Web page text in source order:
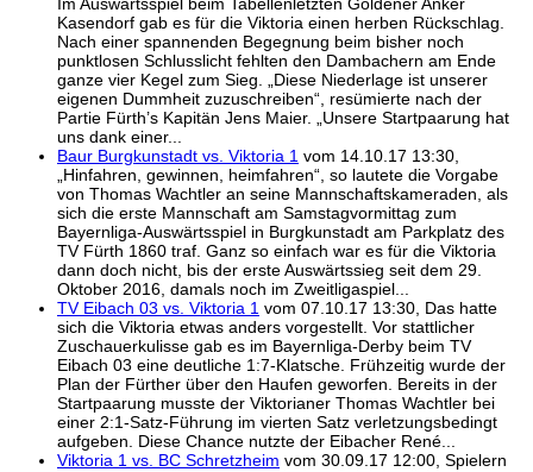
Kasendorf gab es für die Viktoria einen herben Rückschlag.
Nach einer spannenden Begegnung beim bisher noch
punktlosen Schlusslicht fehlten den Dambachern am Ende
ganze vier Kegel zum Sieg. „Diese Niederlage ist unserer
eigenen Dummheit zuzuschreiben“, resümierte nach der
Partie Fürth’s Kapitän Jens Maier. „Unsere Startpaarung hat
uns dank einer...
Baur Burgkunstadt vs. Viktoria 1 vom 14.10.17 13:30,
„Hinfahren, gewinnen, heimfahren“, so lautete die Vorgabe
von Thomas Wachtler an seine Mannschaftskameraden, als
sich die erste Mannschaft am Samstagvormittag zum
Bayernliga-Auswärtsspiel in Burgkunstadt am Parkplatz des
TV Fürth 1860 traf. Ganz so einfach war es für die Viktoria
dann doch nicht, bis der erste Auswärtssieg seit dem 29.
Oktober 2016, damals noch im Zweitligaspiel...
TV Eibach 03 vs. Viktoria 1 vom 07.10.17 13:30, Das hatte
sich die Viktoria etwas anders vorgestellt. Vor stattlicher
Zuschauerkulisse gab es im Bayernliga-Derby beim TV
Eibach 03 eine deutliche 1:7-Klatsche. Frühzeitig wurde der
Plan der Fürther über den Haufen geworfen. Bereits in der
Startpaarung musste der Viktorianer Thomas Wachtler bei
einer 2:1-Satz-Führung im vierten Satz verletzungsbedingt
aufgeben. Diese Chance nutzte der Eibacher René...
Viktoria 1 vs. BC Schretzheim vom 30.09.17 12:00, Spielern